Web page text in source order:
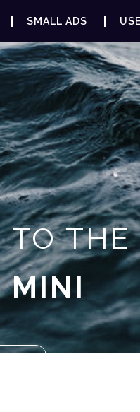
SMALL ADS
TO THE
MINI